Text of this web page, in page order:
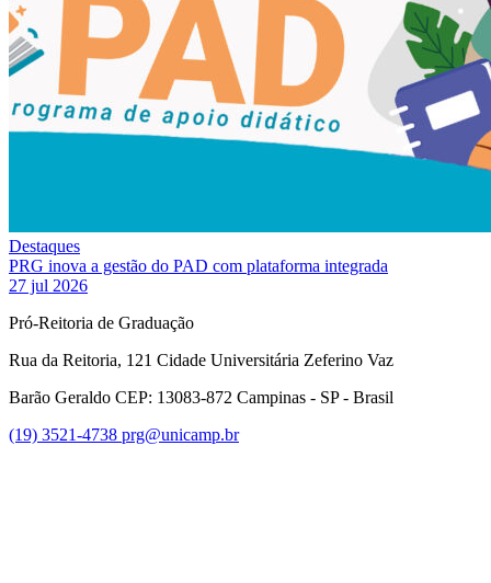
Destaques
PRG inova a gestão do PAD com plataforma integrada
27 jul 2026
Pró-Reitoria de Graduação
Rua da Reitoria, 121 Cidade Universitária Zeferino Vaz
Barão Geraldo CEP: 13083-872 Campinas - SP - Brasil
(19) 3521-4738 prg@unicamp.br